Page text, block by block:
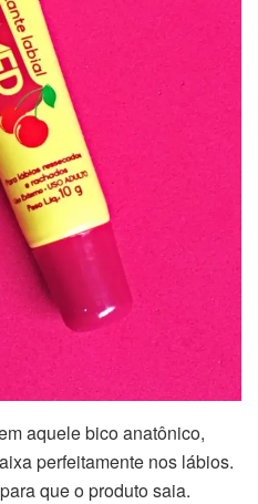
aquele bico anatônico,
perfeitamente nos lábios.
que o produto saia.